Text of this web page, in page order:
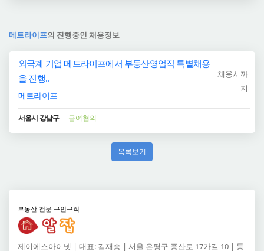
메트라이프의 진행중인 채용정보
외국계 기업 메트라이프에서 부동산영업직 특별채용
을 진행..
메트라이프
채용시까
지
서울시 강남구 급여협의
목록보기
부동산 전문 구인구직
제이에스아이넷 | 대표: 김재승 | 서울 은평구 증산로 17가길 10 | 통